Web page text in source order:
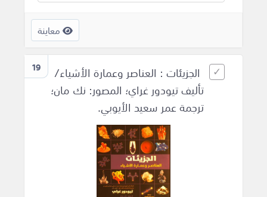
معاينة
19
الجزيئات : العناصر وعمارة الأشياء/
تأليف تيودور غراي؛ المصور: نك مان؛
ترجمة عمر سعيد الأيوبي.